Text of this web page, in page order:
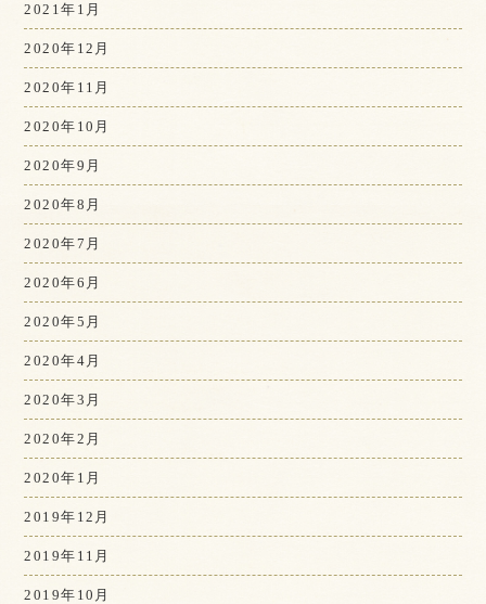
2021年1月
2020年12月
2020年11月
2020年10月
2020年9月
2020年8月
2020年7月
2020年6月
2020年5月
2020年4月
2020年3月
2020年2月
2020年1月
2019年12月
2019年11月
2019年10月